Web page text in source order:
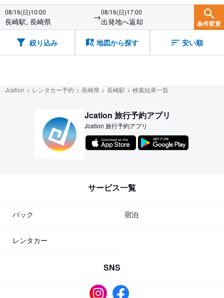
08/16(日)10:00
長崎駅, 長崎県 →08/16(日)17:00
出発地へ返却 条件変更
絞り込み 地図から探す 安い順
Jcation レンタカー予約 長崎県 長崎駅 検索結果一覧
Jcation 旅行予約アプリ
Jcation 旅行予約アプリ
サービス一覧
パック 宿泊
レンタカー
SNS